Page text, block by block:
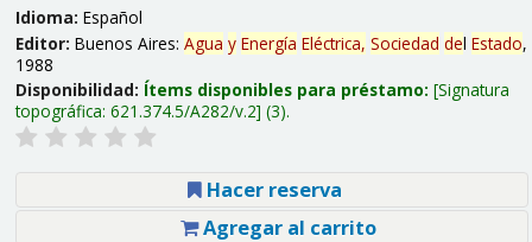
Idioma: Español
Editor: Buenos Aires: Agua y Energía Eléctrica, Sociedad del Estado,
1988
Disponibilidad: Ítems disponibles para préstamo: Signatura
topográfica: 621.374.5/A282/v.2 (3).
Hacer reserva
Agregar al carrito